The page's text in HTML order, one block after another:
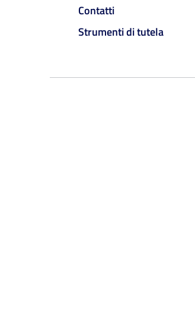
Contatti
Strumenti di tutela